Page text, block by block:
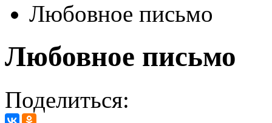
Любовное письмо
Любовное письмо
Поделиться: